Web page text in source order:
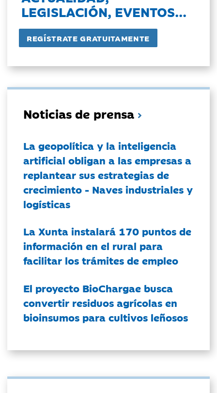
LEGISLACIÓN, EVENTOS...
Noticias de prensa
La geopolítica y la inteligencia
artificial obligan a las empresas a
replantear sus estrategias de
crecimiento - Naves industriales y
logísticas
La Xunta instalará 170 puntos de
información en el rural para
facilitar los trámites de empleo
El proyecto BioChargae busca
convertir residuos agrícolas en
bioinsumos para cultivos leñosos